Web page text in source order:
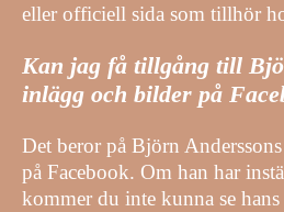
eller officiell sida som tillhör
Kan jag få tillgång till
inlägg och bilder på
Det beror på Björn
på Facebook. Om han har
kommer du inte kunna se